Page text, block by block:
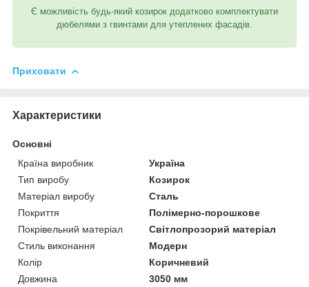
Є можливість будь-який козирок додатково комплектувати
дюбелями з гвинтами для утеплених фасадів.
Приховати
Характеристики
Основні
Країна виробник
Україна
Тип виробу
Козирок
Матеріал виробу
Сталь
Покриття
Полімерно-порошкове
Покрівельний матеріал
Світлопрозорий матеріал
Стиль виконання
Модерн
Колір
Коричневий
Довжина
3050 мм